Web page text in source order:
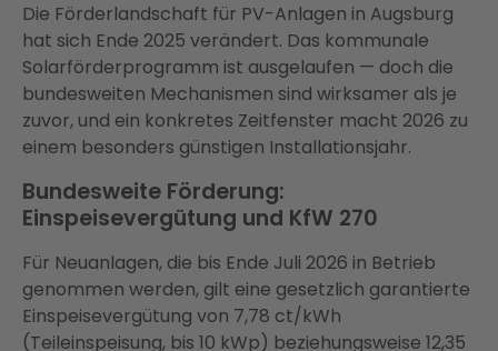
Die Förderlandschaft für PV-Anlagen in Augsburg
hat sich Ende 2025 verändert. Das kommunale
Solarförderprogramm ist ausgelaufen — doch die
bundesweiten Mechanismen sind wirksamer als je
zuvor, und ein konkretes Zeitfenster macht 2026 zu
einem besonders günstigen Installationsjahr.
Bundesweite Förderung:
Einspeisevergütung und KfW 270
Für Neuanlagen, die bis Ende Juli 2026 in Betrieb
genommen werden, gilt eine gesetzlich garantierte
Einspeisevergütung von 7,78 ct/kWh
(Teileinspeisung, bis 10 kWp) beziehungsweise 12,35